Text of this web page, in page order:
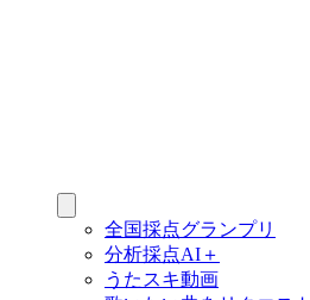
全国採点グランプリ
分析採点AI＋
うたスキ動画